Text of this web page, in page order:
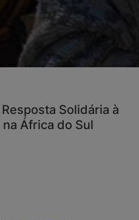
Solidária à
África do Sul